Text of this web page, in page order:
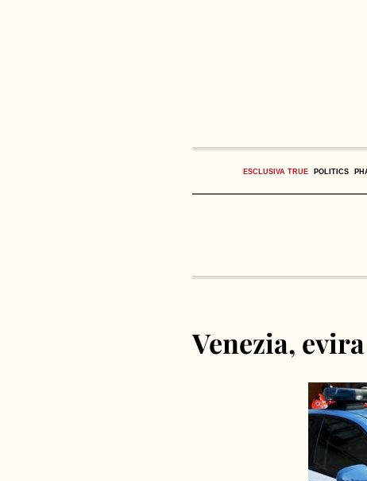
ESCLUSIVA TRUE POLITICS
Venezia,